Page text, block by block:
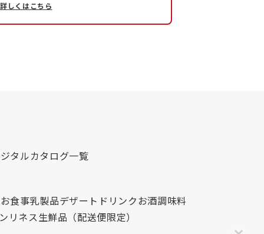
詳しくはこちら
タルカタログ一覧
お食事乳製品デザート ドリンクお酒調味料
リネス生鮮品（配送便限定）